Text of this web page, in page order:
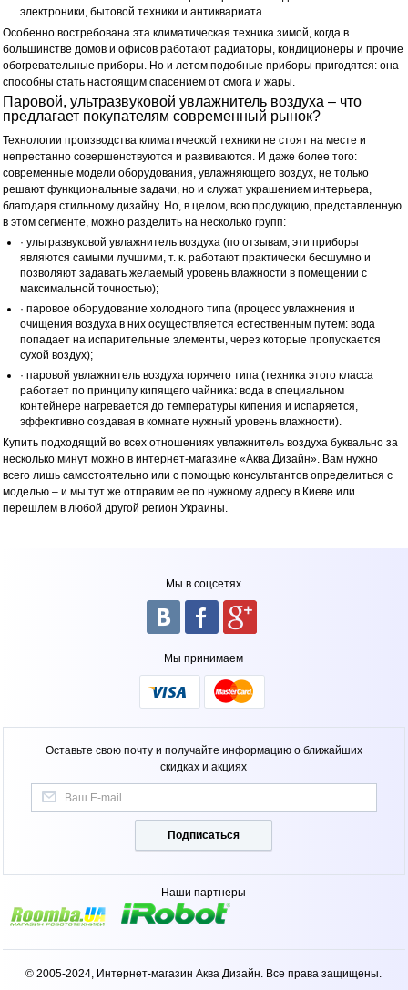
электроники, бытовой техники и антиквариата.
Особенно востребована эта климатическая техника зимой, когда в
большинстве домов и офисов работают радиаторы, кондиционеры и прочие
обогревательные приборы. Но и летом подобные приборы пригодятся: она
способны стать настоящим спасением от смога и жары.
Паровой, ультразвуковой увлажнитель воздуха – что
предлагает покупателям современный рынок?
Технологии производства климатической техники не стоят на месте и
непрестанно совершенствуются и развиваются. И даже более того:
современные модели оборудования, увлажняющего воздух, не только
решают функциональные задачи, но и служат украшением интерьера,
благодаря стильному дизайну. Но, в целом, всю продукцию, представленную
в этом сегменте, можно разделить на несколько групп:
· ультразвуковой увлажнитель воздуха (по отзывам, эти приборы
являются самыми лучшими, т. к. работают практически бесшумно и
позволяют задавать желаемый уровень влажности в помещении с
максимальной точностью);
· паровое оборудование холодного типа (процесс увлажнения и
очищения воздуха в них осуществляется естественным путем: вода
попадает на испарительные элементы, через которые пропускается
сухой воздух);
· паровой увлажнитель воздуха горячего типа (техника этого класса
работает по принципу кипящего чайника: вода в специальном
контейнере нагревается до температуры кипения и испаряется,
эффективно создавая в комнате нужный уровень влажности).
Купить подходящий во всех отношениях увлажнитель воздуха буквально за
несколько минут можно в интернет-магазине «Аква Дизайн». Вам нужно
всего лишь самостоятельно или с помощью консультантов определиться с
моделью – и мы тут же отправим ее по нужному адресу в Киеве или
перешлем в любой другой регион Украины.
Мы в соцсетях
Мы принимаем
Оставьте свою почту и получайте информацию о ближайших
скидках и акциях
Подписаться
Наши партнеры
© 2005-2024, Интернет-магазин Аква Дизайн. Все права защищены.